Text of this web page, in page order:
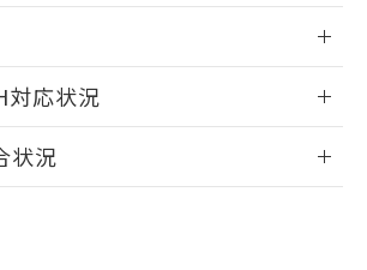
以上
材質による影響
きます。
ログイン/会員登録
対応状況
項・凡例
状況